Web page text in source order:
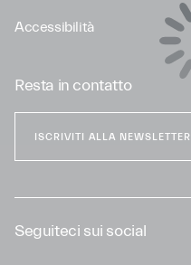
Accessibilità
Seguiteci sui social
Resta in contatto
ISCRIVITI ALLA NEWSLETTER